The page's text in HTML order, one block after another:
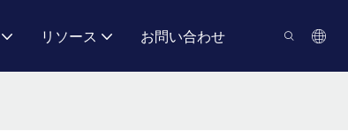
リソース お問い合わせ